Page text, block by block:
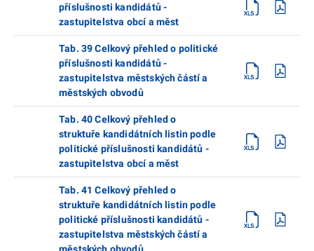
příslušnosti kandidátů -
zastupitelstva obcí a měst
Tab. 39 Celkový přehled o politické
příslušnosti kandidátů -
zastupitelstva městských částí a
městských obvodů
Tab. 40 Celkový přehled o
struktuře kandidátních listin podle
politické příslušnosti kandidátů -
zastupitelstva obcí a měst
Tab. 41 Celkový přehled o
struktuře kandidátních listin podle
politické příslušnosti kandidátů -
zastupitelstva městských částí a
městských obvodů